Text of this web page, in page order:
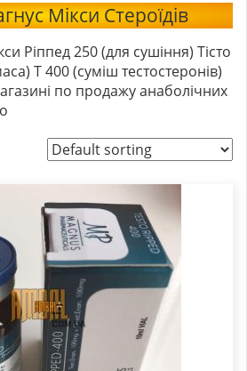
Мікси Стероїдів
Ріппед 250 (для сушіння) Тісто
Т 400 (суміш тестостеронів)
по продажу анаболічних